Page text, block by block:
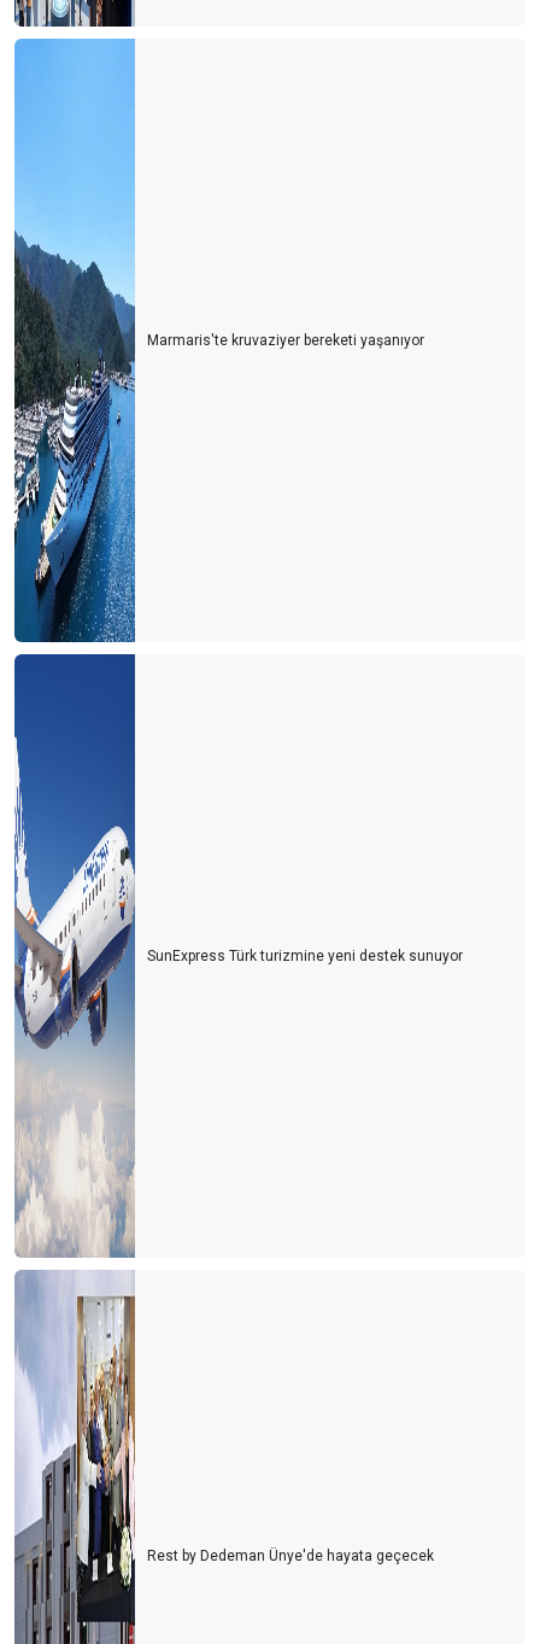
Marmaris'te kruvaziyer bereketi yaşanıyor
SunExpress Türk turizmine yeni destek sunuyor
Rest by Dedeman Ünye'de hayata geçecek